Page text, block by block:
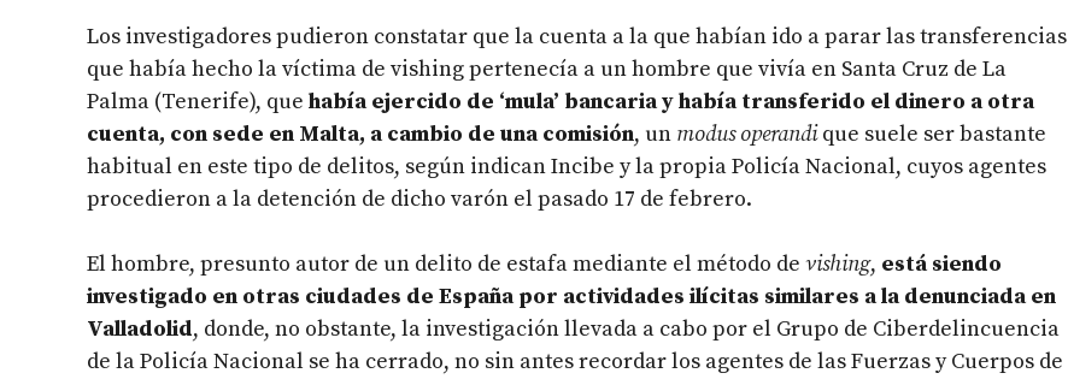
Los investigadores pudieron constatar que la cuenta a la que habían ido a parar las transferencias
que había hecho la víctima de vishing pertenecía a un hombre que vivía en Santa Cruz de La
Palma (Tenerife), que había ejercido de ‘mula’ bancaria y había transferido el dinero a otra
cuenta, con sede en Malta, a cambio de una comisión, un modus operandique suele ser bastante
habitual en este tipo de delitos, según indican Incibe y la propia Policía Nacional, cuyos agentes
procedieron a la detención de dicho varón el pasado 17 de febrero.
El hombre, presunto autor de un delito de estafa mediante el método de vishing, está siendo
investigado en otras ciudades de España por actividades ilícitas similares a la denunciada en
Valladolid, donde, no obstante, la investigación llevada a cabo por el Grupo de Ciberdelincuencia
de la Policía Nacional se ha cerrado, no sin antes recordar los agentes de las Fuerzas y Cuerpos de